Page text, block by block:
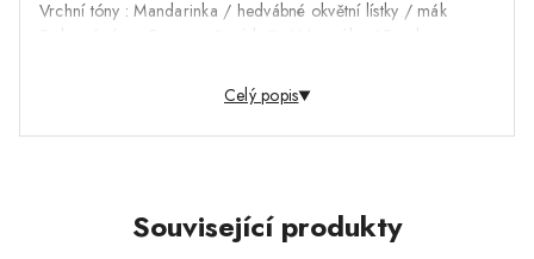
Vrchní tóny : Mandarinka / hedvábné okvětní lístky / mák
Srdcové tóny : Pomerančový květ / Magnólie / Broskev
Celý popis
Související produkty